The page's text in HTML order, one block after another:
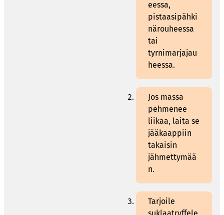
eessa,
pistaasipähki
närouheessa
tai
tyrnimarjajau
heessa.
Jos massa
pehmenee
liikaa, laita se
jääkaappiin
takaisin
jähmettymää
n.
Tarjoile